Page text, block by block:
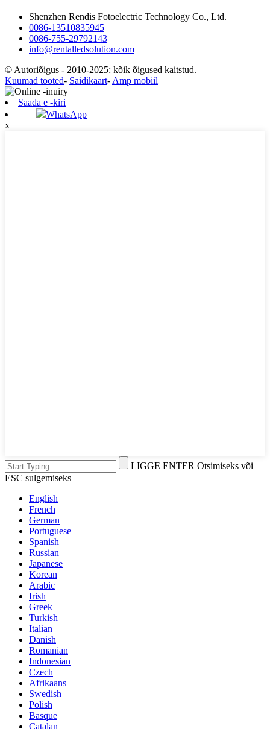
Shenzhen Rendis Fotoelectric Technology Co., Ltd.
0086-13510835945
0086-755-29792143
info@rentalledsolution.com
© Autoriõigus - 2010-2025: kõik õigused kaitstud.
Kuumad tooted- Saidikaart- Amp mobiil
Saada e -kiri
WhatsApp
x
LIGGE ENTER Otsimiseks või
ESC sulgemiseks
English
French
German
Portuguese
Spanish
Russian
Japanese
Korean
Arabic
Irish
Greek
Turkish
Italian
Danish
Romanian
Indonesian
Czech
Afrikaans
Swedish
Polish
Basque
Catalan